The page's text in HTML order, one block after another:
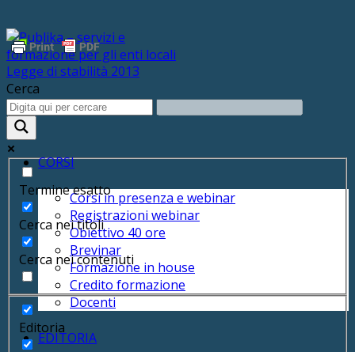
SERVIZI
CORSI
Corsi in presenza e webinar
Registrazioni webinar
Obiettivo 40 ore
Brevinar
Formazione in house
Credito formazione
Docenti
EDITORIA
Legge di stabilità 2013
Cerca
Termine esatto
Cerca nei titoli
Cerca nei contenuti
Editoria